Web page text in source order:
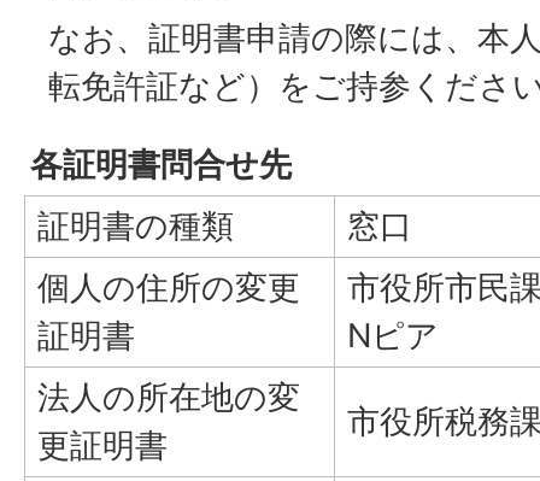
なお、証明書申請の際には、本
転免許証など）をご持参くださ
各証明書問合せ先
証明書の種類
窓口
個人の住所の変更
証明書
市役所市民
Nピア
法人の所在地の変
更証明書
市役所税務